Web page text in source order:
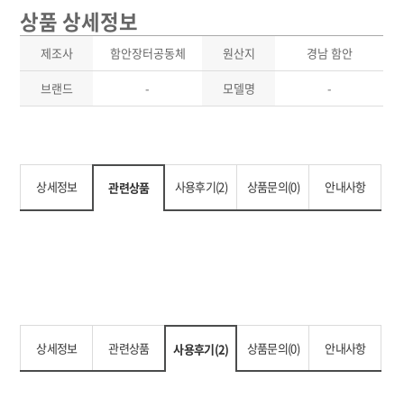
상품 상세정보
제조사 함안장터공동체 원산지 경남 함안
브랜드 - 모델명 -
상세정보 관련상품 사용후기(2) 상품문의(0) 안내사항
상세정보 관련상품 사용후기(2) 상품문의(0) 안내사항